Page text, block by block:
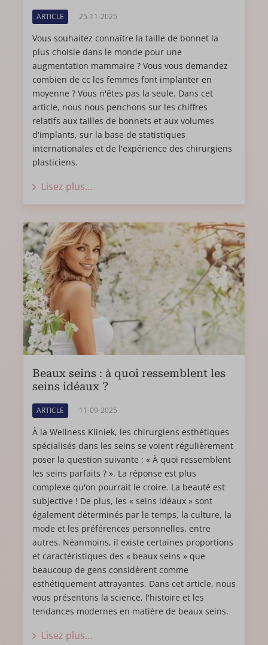
ARTICLE 25-11-2025
Vous souhaitez connaître la taille de bonnet la
plus choisie dans le monde pour une
augmentation mammaire ? Vous vous demandez
combien de cc les femmes font implanter en
moyenne ? Vous n'êtes pas la seule. Dans cet
article, nous nous penchons sur les chiffres
relatifs aux tailles de bonnets et aux volumes
d'implants, sur la base de statistiques
internationales et de l'expérience des chirurgiens
plasticiens.
Lisez plus...
Beaux seins : à quoi ressemblent les
seins idéaux ?
ARTICLE 11-09-2025
À la Wellness Kliniek, les chirurgiens esthétiques
spécialisés dans les seins se voient régulièrement
poser la question suivante : « À quoi ressemblent
les seins parfaits ? ». La réponse est plus
complexe qu'on pourrait le croire. La beauté est
subjective ! De plus, les « seins idéaux » sont
également déterminés par le temps, la culture, la
mode et les préférences personnelles, entre
autres. Néanmoins, il existe certaines proportions
et caractéristiques des « beaux seins » que
beaucoup de gens considèrent comme
esthétiquement attrayantes. Dans cet article, nous
vous présentons la science, l'histoire et les
tendances modernes en matière de beaux seins.
Lisez plus...